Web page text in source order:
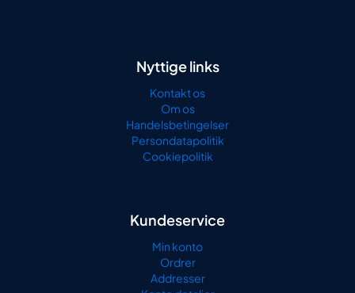
Nyttige links
Kontakt os
Om os
Handelsbetingelser
Persondatapolitik
Cookiepolitik
Kundeservice
Min konto
Ordrer
Addresser